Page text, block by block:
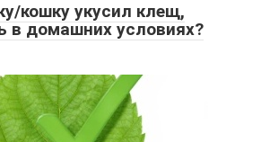
кошку укусил клещ,
в домашних условиях?